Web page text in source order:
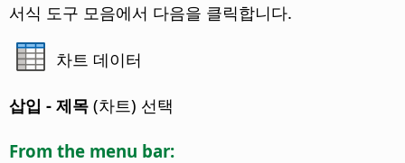
서식 도구 모음에서 다음을 클릭합니다.
차트 데이터
삽입 - 제목 (차트) 선택
From the menu bar: